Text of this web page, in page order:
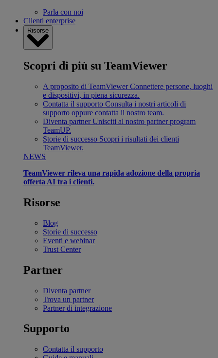
Parla con noi
Clienti enterprise
Risorse
Scopri di più su TeamViewer
A proposito di TeamViewer Connettere persone, luoghi
e dispositivi, in piena sicurezza.
Contatta il supporto Consulta i nostri articoli di
supporto oppure contatta il nostro team.
Diventa partner Unisciti al nostro partner program
TeamUP.
Storie di successo Scopri i risultati dei clienti
TeamViewer.
NEWS
TeamViewer rileva una rapida adozione della propria
offerta AI tra i clienti.
Risorse
Blog
Storie di successo
Eventi e webinar
Trust Center
Partner
Diventa partner
Trova un partner
Partner di integrazione
Supporto
Contatta il supporto